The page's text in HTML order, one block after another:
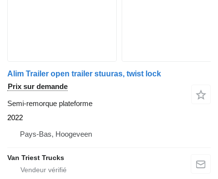
Alim Trailer open trailer stuuras, twist lock
Prix sur demande
Semi-remorque plateforme
2022
Pays-Bas, Hoogeveen
Van Triest Trucks